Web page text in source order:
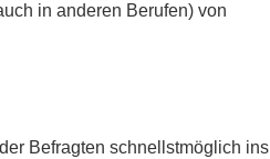
in anderen Berufen) von
Befragten schnellstmöglich ins